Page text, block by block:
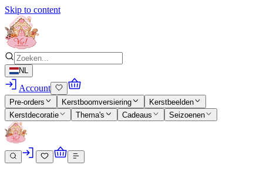
Skip to content
NL
Account
Pre-orders Kerstboomversiering
Kerstbeelden
Kerstdecoratie
Thema's Cadeaus Seizoenen